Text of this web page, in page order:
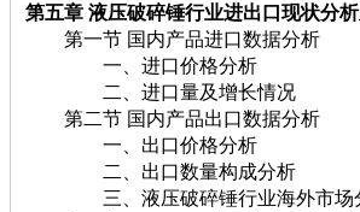
第五章 液压破碎锤行业进出口现状分
第一节 国内产品进口数据分析
一、进口价格分析
二、进口量及增长情况
第二节 国内产品出口数据分析
一、出口价格分析
二、出口数量构成分析
三、液压破碎锤行业海外市场